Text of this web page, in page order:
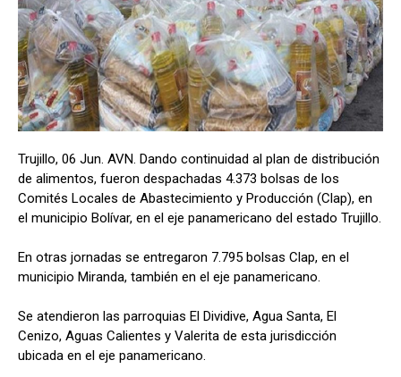
Trujillo, 06 Jun. AVN. Dando continuidad al plan de distribución
de alimentos, fueron despachadas 4.373 bolsas de los
Comités Locales de Abastecimiento y Producción (Clap), en
el municipio Bolívar, en el eje panamericano del estado Trujillo.
En otras jornadas se entregaron 7.795 bolsas Clap, en el
municipio Miranda, también en el eje panamericano.
Se atendieron las parroquias El Dividive, Agua Santa, El
Cenizo, Aguas Calientes y Valerita de esta jurisdicción
ubicada en el eje panamericano.